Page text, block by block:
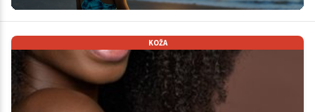
KOŽA